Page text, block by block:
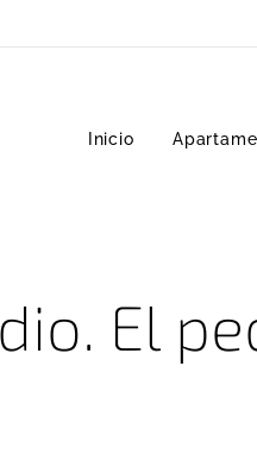
Inicio
El